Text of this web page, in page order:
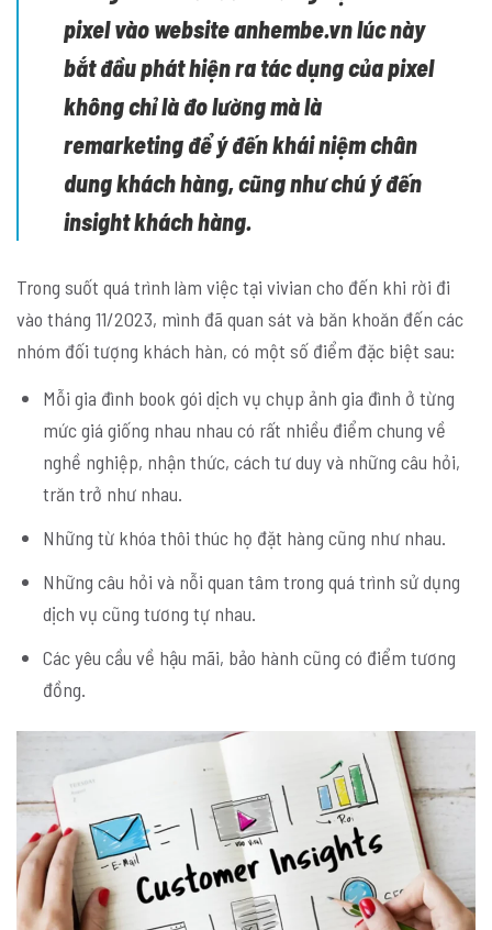
pixel vào website anhembe.vn lúc này
bắt đầu phát hiện ra tác dụng của pixel
không chỉ là đo lường mà là
remarketing để ý đến khái niệm chân
dung khách hàng, cũng như chú ý đến
insight khách hàng.
Trong suốt quá trình làm việc tại vivian cho đến khi rời đi
vào tháng 11/2023, mình đã quan sát và băn khoăn đến các
nhóm đối tượng khách hàn, có một số điểm đặc biệt sau:
Mỗi gia đình book gói dịch vụ chụp ảnh gia đình ở từng
mức giá giống nhau nhau có rất nhiều điểm chung về
nghề nghiệp, nhận thức, cách tư duy và những câu hỏi,
trăn trở như nhau.
Những từ khóa thôi thúc họ đặt hàng cũng như nhau.
Những câu hỏi và nỗi quan tâm trong quá trình sử dụng
dịch vụ cũng tương tự nhau.
Các yêu cầu về hậu mãi, bảo hành cũng có điểm tương
đồng.